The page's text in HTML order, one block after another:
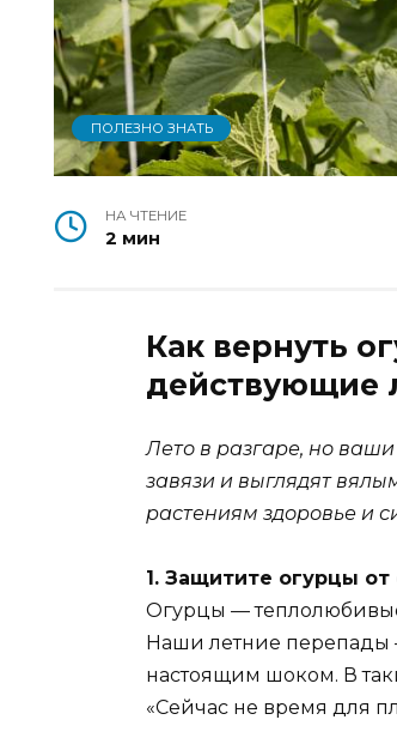
ПОЛЕЗНО ЗНАТЬ
НА ЧТЕНИЕ
2 мин
Как вернуть
действующие
Лето в разгаре, но
завязи и выглядят
растениям здоровье и
1. Защитите огурцы от
Огурцы —
Наши летние перепады
настоящим шоком. В
«Сейчас не время для